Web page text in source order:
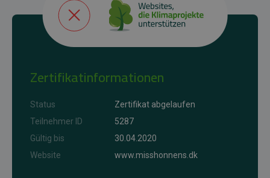
Zertifikatinformationen
Status
Zertifikat abgelaufen
Teilnehmer ID
5287
Gültig bis
30.04.2020
Website
www.misshonnens.dk